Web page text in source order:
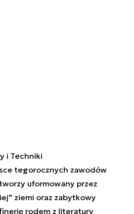
i Techniki
tegorocznych zawodów
uformowany przez
ziemi oraz zabytkowy
rodem z literatury